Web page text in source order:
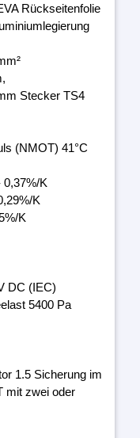
Rückseitenfolie
Stecker TS4
(NMOT) 41°C
0,37%/K
K
K
DC (IEC)
5400 Pa
1.5 Sicherung im
mit zwei oder